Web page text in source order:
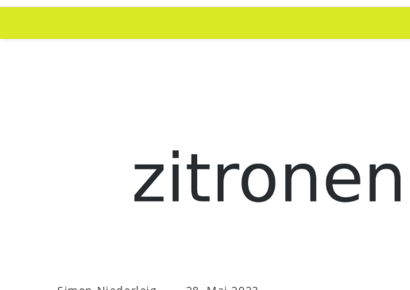
Zum